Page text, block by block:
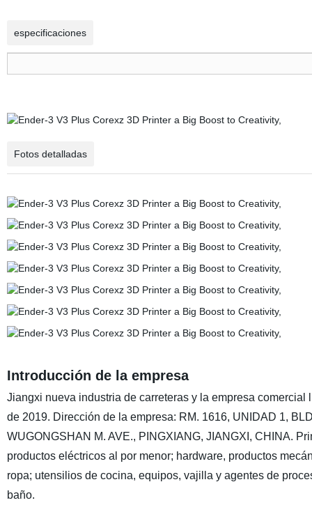
especificaciones
Fotos detalladas
Introducción de la empresa
Jiangxi nueva industria de carreteras y la empresa
de 2019. Dirección de la empresa: RM. 1616, UNIDAD 1,
WUGONGSHAN M. AVE., PINGXIANG, JIANGXI, CHINA.
productos eléctricos al por menor; hardware, productos
ropa; utensilios de cocina, equipos, vajilla y agentes de
baño.